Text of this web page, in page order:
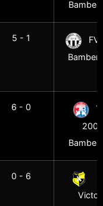
5 - 1
FV
6 - 0
2005
0 - 6